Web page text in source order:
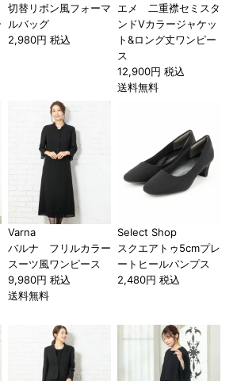
切替リボン風フォーマ
ルバッグ
2,980円 税込
エメ 二重襟セミスタ
ンドVカラージャケッ
ト&ロング丈ワンピー
ス
12,900円 税込
送料無料
Varna
バルナ フリルカラー
スーツ風ワンピース
9,980円 税込
送料無料
Select Shop
スクエアトゥ5cmプレ
ートヒールパンプス
2,480円 税込